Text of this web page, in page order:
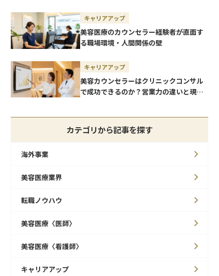
キャリアアップ
美容医療のカウンセラー経験者が直面す
る職場環境・人間関係の壁
キャリアアップ
美容カウンセラーはクリニックコンサル
で成功できるのか？営業力の違いと現場
カテゴリから記事を探す
海外事業
美容医療業界
転職ノウハウ
美容医療〈医師〉
美容医療〈看護師〉
キャリアアップ